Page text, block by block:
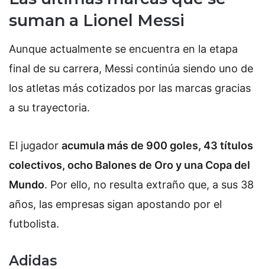
suman a Lionel Messi
Aunque actualmente se encuentra en la etapa
final de su carrera, Messi continúa siendo uno de
los atletas más cotizados por las marcas gracias
a su trayectoria.
El jugador acumula más de 900 goles, 43 títulos
colectivos, ocho Balones de Oro y una Copa del
Mundo. Por ello, no resulta extraño que, a sus 38
años, las empresas sigan apostando por el
futbolista.
Adidas